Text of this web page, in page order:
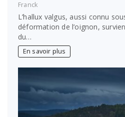
Franck
L’hallux valgus, aussi connu
déformation de l’oignon,
du…
En savoir plus